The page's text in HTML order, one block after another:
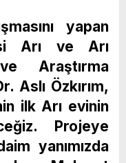
yapan
Arı ve Arı
Araştırma
Aslı Özkırım,
ilk Arı evinin
Projeye
yanımızda